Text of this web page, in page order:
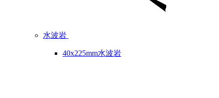
水波岩
40x225mm水波岩